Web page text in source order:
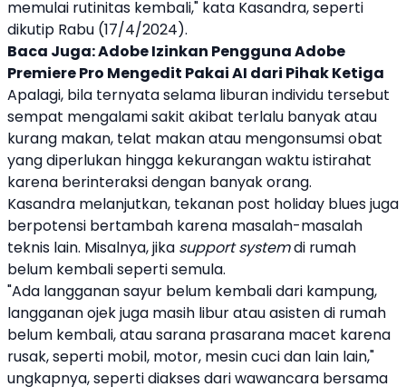
memulai rutinitas kembali," kata Kasandra, seperti
dikutip Rabu (17/4/2024).
Baca Juga:Adobe Izinkan Pengguna Adobe
Premiere Pro Mengedit Pakai AI dari Pihak Ketiga
Apalagi, bila ternyata selama liburanindividu tersebut
sempat mengalami sakit akibat terlalu banyak atau
kurang makan, telat makan atau mengonsumsi obat
yang diperlukan hingga kekurangan waktu istirahat
karena berinteraksi dengan banyak orang.
Kasandra melanjutkan, tekanan post holiday bluesjuga
berpotensi bertambah karena masalah-masalah
teknis lain. Misalnya, jika support systemdi rumah
belum kembali seperti semula.
"Ada langganan sayur belum kembali dari kampung,
langganan ojek juga masih libur atau asisten di rumah
belum kembali, atau sarana prasarana macet karena
rusak, seperti mobil, motor, mesin cuci dan lain lain,"
ungkapnya, seperti diakses dari wawancara bersama